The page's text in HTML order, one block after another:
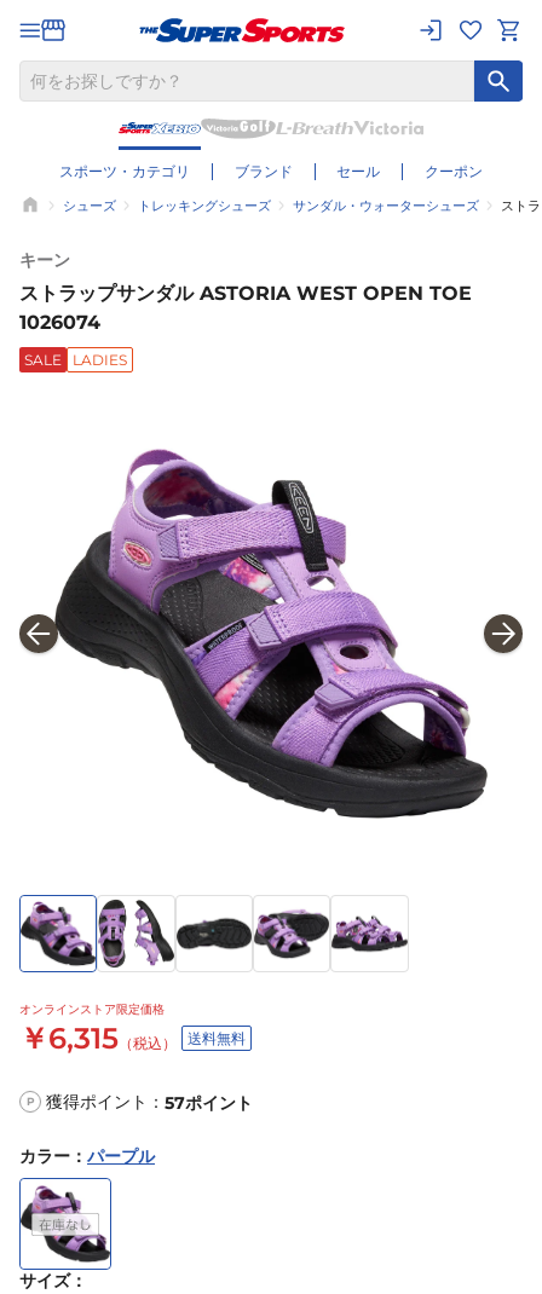
スポーツ・カテゴリ ブランド セール クーポン
シューズ トレッキングシューズ サンダル・ウォーターシューズ スト
キーン
ストラップサンダル ASTORIA WEST OPEN TOE
1026074
SALE LADIES
オンラインストア限定価格
￥6,315 （税込） 送料無料
P 獲得ポイント： 57ポイント
カラー ： パープル
サイズ：